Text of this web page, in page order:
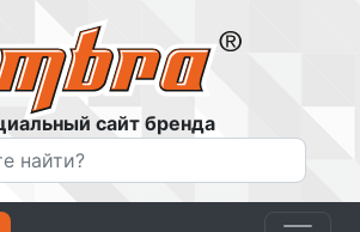
сайт бренда